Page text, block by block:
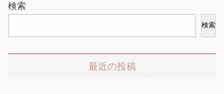
検索
検索
最近の投稿